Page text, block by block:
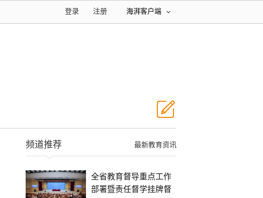
海湃客户端
注册
登录
最新教育资讯
频道推荐
全省教育督导重点工作
部署暨责任督学挂牌督